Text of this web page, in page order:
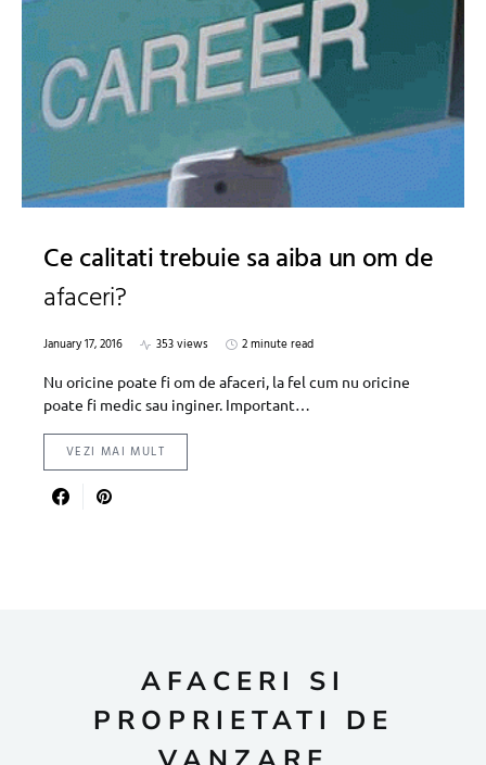
Ce calitati trebuie sa aiba un om de
afaceri?
January 17, 2016 353 views
2 minute read
Nu oricine poate fi om de afaceri, la fel cum nu oricine
poate fi medic sau inginer. Important…
VEZI MAI MULT
AFACERI SI
PROPRIETATI DE